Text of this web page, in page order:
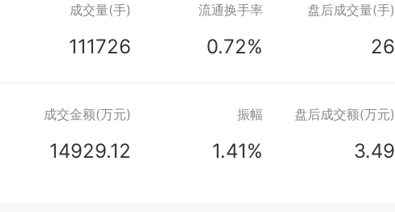
成交量(手) 流通换手率 盘后成交量(手)
111726 0.72% 26
成交金额(万元) 振幅 盘后成交额(万元)
14929.12 1.41% 3.49